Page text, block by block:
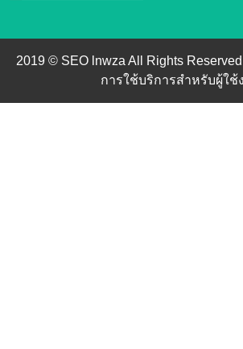
2019 © SEO lnwza All Rights
การใช้บริการสำหรับผู้ใช้